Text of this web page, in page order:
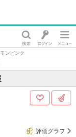
ンピンク
評価グラフ